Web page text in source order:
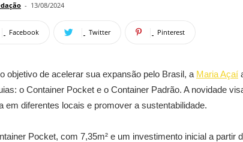
- 13/08/2024
Facebook Twitter Pinterest
objetivo de acelerar sua expansão pelo Brasil, a Maria Açaí
o Container Pocket e o Container Padrão. A novidade
em diferentes locais e promover a sustentabilidade.
Pocket, com 7,35m² e um investimento inicial a partir